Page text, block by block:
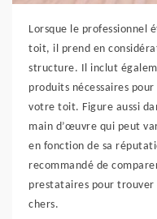
Lorsque le professionnel
toit, il prend en
structure. Il inclut
produits nécessaires
votre toit. Figure aussi
main d’œuvre qui peut
en fonction de sa
recommandé de
prestataires pour trouver
chers.